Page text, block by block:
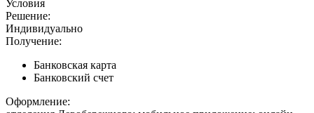
Условия
Решение:
Индивидуально
Получение:
Банковская карта
Банковский счет
Оформление: